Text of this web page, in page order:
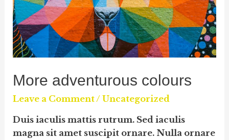
More adventurous colours
Leave a Comment /Uncategorized
Duis iaculis mattis rutrum. Sed iaculis
magna sit amet suscipit ornare. Nulla ornare